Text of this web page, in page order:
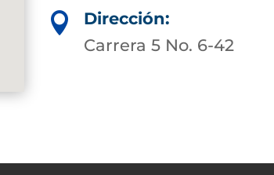

Dirección:
Carrera 5 No. 6-42